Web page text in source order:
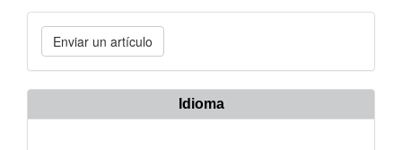
Enviar
un
artículo
Enviar un artículo
Idioma